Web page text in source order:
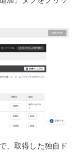
、取得した独自ド